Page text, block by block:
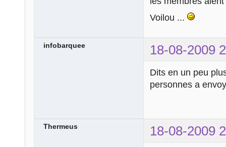
Voilou ...
infobarquee 18-08-2009
Dits en un peu
personnes a
Thermeus 18-08-2009